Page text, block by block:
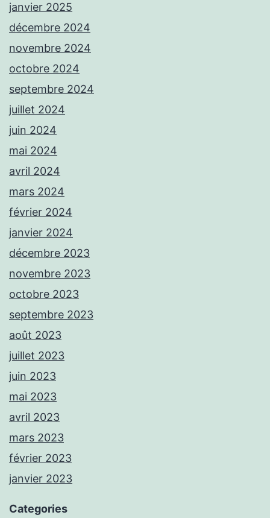
janvier 2025
décembre 2024
novembre 2024
octobre 2024
septembre 2024
juillet 2024
juin 2024
mai 2024
avril 2024
mars 2024
février 2024
janvier 2024
décembre 2023
novembre 2023
octobre 2023
septembre 2023
août 2023
juillet 2023
juin 2023
mai 2023
avril 2023
mars 2023
février 2023
janvier 2023
Categories